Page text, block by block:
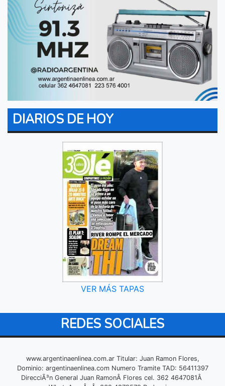
DIARIOS DE HOY
VER MÁS TAPAS
REDES SOCIALES
www.argentinaenlinea.com.ar Titular: Juan Ramon Flores,
Dominio: argentinaenlinea.com Numero Tramite TAD: 56411397
DirecciÃ³n General Juan RamonÂ Flores cel. 362 4647081Â